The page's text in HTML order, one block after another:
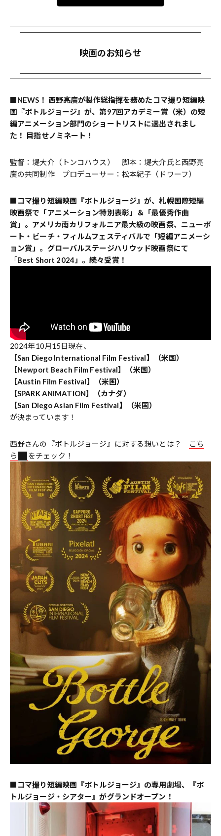
映画のお知らせ
■NEWS！ 西野亮廣が製作総指揮を務めたコマ撮り短編映
画『ボトルジョージ』が、第97回アカデミー賞（米）の短
編アニメーション部門のショートリストに選出されまし
た！ 目指せノミネート！
監督：堤大介（トンコハウス） 脚本：堤大介氏と西野亮
廣の共同制作 プロデューサー：松本紀子（ドワーフ）
■コマ撮り短編映画『ボトルジョージ』が、札幌国際短編
映画祭で「アニメーション特別表彰」＆「最優秀作曲
賞」。アメリカ南カリフォルニア最大級の映画祭、ニューポ
ート・ビーチ・フィルムフェスティバルで「短編アニメーシ
ョン賞」。グローバルステージハリウッド映画祭にて
「Best Short 2024」。続々受賞！
2024年10月15日現在、
【San Diego International Film Festival】（米国）
【Newport Beach Film Festival】（米国）
【Austin Film Festival】（米国）
【SPARK ANIMATION】（カナダ）
【San Diego Asian Film Festival】（米国）
が決まっています！
西野さんの『ボトルジョージ』に対する想いとは？
こち
ら
をチェック！
■コマ撮り短編映画『ボトルジョージ』の専用劇場、『ボ
トルジョージ・シアター』がグランドオープン！